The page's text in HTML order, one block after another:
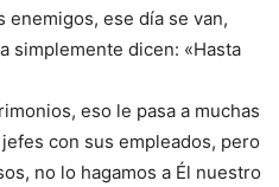
enemigos, ese día se van,
simplemente dicen: «Hasta
eso le pasa a muchas
con sus empleados, pero
no lo hagamos a Él nuestro